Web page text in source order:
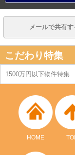
メールで共有す
こだわり特集
1500万円以下物件特集
HOME